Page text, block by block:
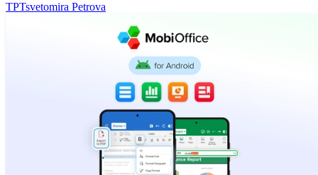
TPTsvetomira Petrova